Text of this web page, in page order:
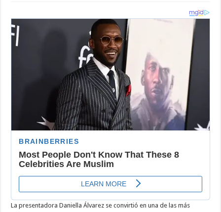
con
un
sorpresivo
video
La presentadora Daniella Álvarez se convirtió en una de las más